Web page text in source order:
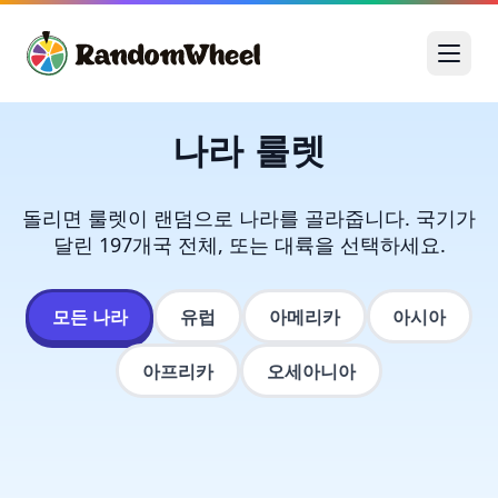
나라 룰렛
돌리면 룰렛이 랜덤으로 나라를 골라줍니다. 국기가
달린 197개국 전체, 또는 대륙을 선택하세요.
모든 나라 유럽 아메리카 아시아
아프리카 오세아니아